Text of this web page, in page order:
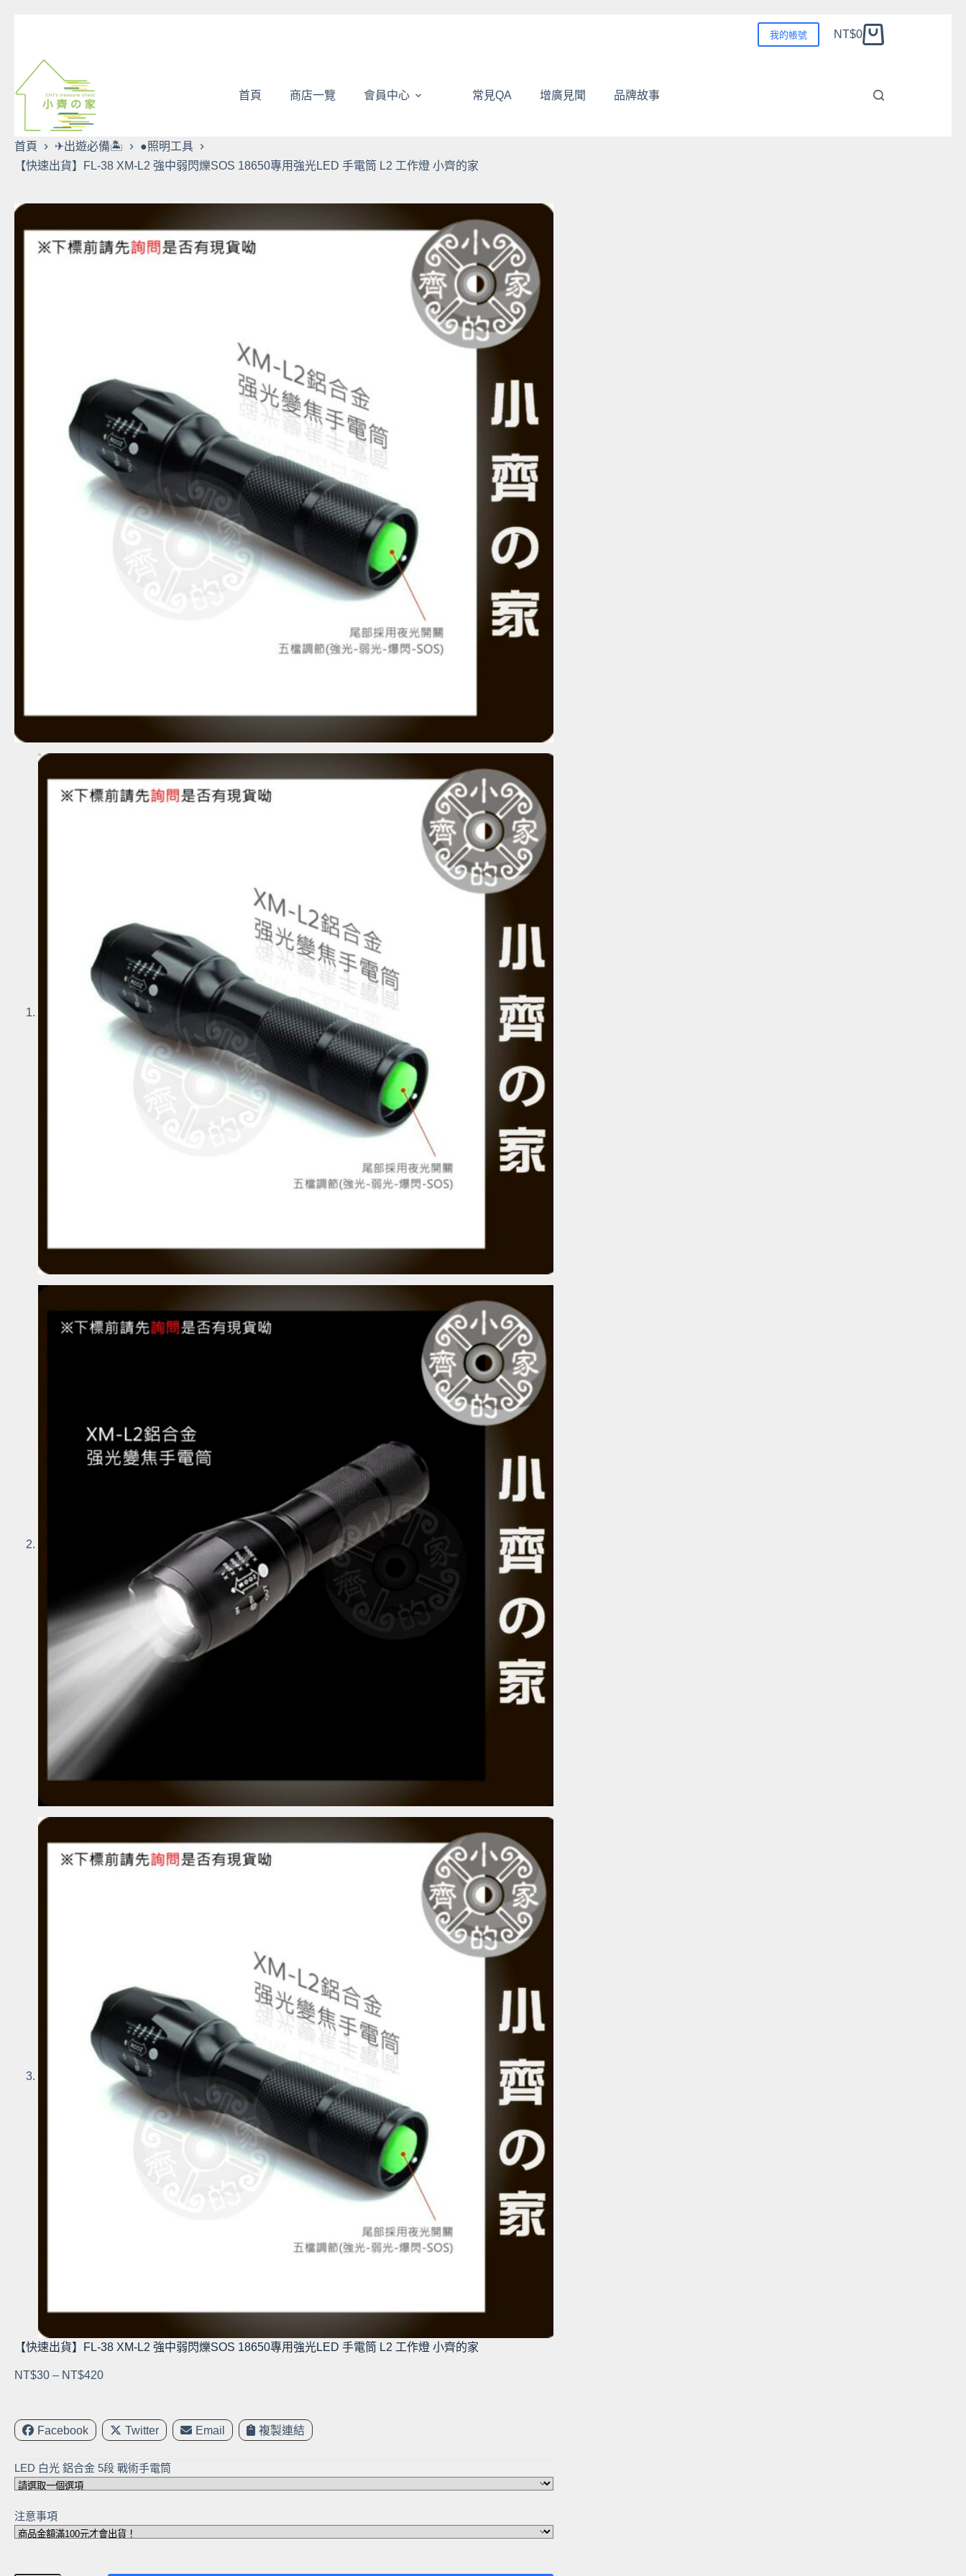
內
我的帳號
購
NT$0
首頁 商店一覽 會員中心 常見QA 增廣見聞 品牌故事
首頁 ✈出遊必備🏝
●照明工具
【快速出貨】FL-38 XM-L2 強中弱閃爍SOS 18650專用強光LED 手電筒 L2 工作燈 小齊的家
【快速出貨】FL-38 XM-L2 強中弱閃爍SOS 18650專用強光LED 手電筒 L2 工作燈 小齊的家
NT$30 – NT$420價
圍：
到
Facebook Twitter Email 複製連結
LED 白光 鋁合金 5段 戰術手電筒
注意事項